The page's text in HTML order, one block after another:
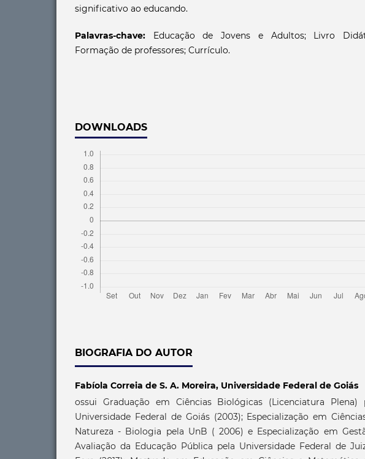
significativo ao educando.
Palavras-chave: Educação de Jovens e Adultos; Livro
Formação de professores; Currículo.
DOWNLOADS
BIOGRAFIA DO AUTOR
Fabíola Correia de S. A. Moreira, Universidade Federal de Goiás
ossui Graduação em Ciências Biológicas (Licenciatura Plena)
Universidade Federal de Goiás (2003); Especialização em
Natureza - Biologia pela UnB ( 2006) e Especialização em
Avaliação da Educação Pública pela Universidade Federal de